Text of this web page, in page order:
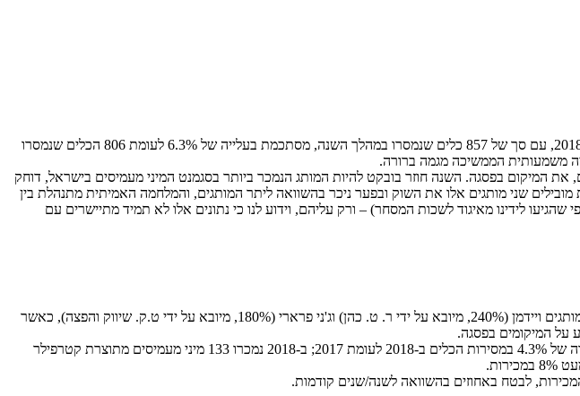
('בובקט' בשמם הגנרי) בישראל ממשיך לצמוח ולגדול – אמנם בקצב מתון יחסית, אך עקבי; שנת 2018, עם סך של 857 כלים שנמסרו במהלך השנה, מסתכמת בעלייה של 6.3% לעומת 806 הכלים שנמסרו
המיקום בפסגה. השנה חוזר בובקט להיות המותג הנמכר ביותר בסגמנט המיני מעמיסים בישראל, דוחק
מזה שנים אחדות מובילים שני מותגים אלו את השוק ובפער ניכר בהשוואה ליתר המותגים, והמלחמה האמיתית מתנהלת בין
לידינו מאיגוד לשכות המסחר) – ורק עליהם, וידוע לנו כי נתונים אלו לא תמיד מתיישרים עם
עוד עליות ראויות לאזכור במכירות נרשמות לזכות קייס (20%) שמספרים מכרו בשנה החולפת 48 במקום 40 כלים, והמותגים ויידמן (240%, מיובא על ידי ר. ט. כהן) וג'ני פרארי (180%, מיובא על ידי ט.ק. שיווק והפצה), כאשר
בצד המאוכזבים נציין את המותג קטרפילר – מותג הצמ"ה הגדול בעולם – אצלו נבלמה מגמת העלייה במכירות עם ירידה של 4.3% במסירות הכלים ב-2018 לעומת 2017; ב-2018 נמכרו 133 מיני מעמיסים מתוצרת קטרפילר